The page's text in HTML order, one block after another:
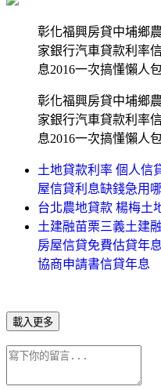
彰化福興房貸中埔鄉
家銀行汽車貸款利率
息2016一次搞懂懶人
彰化福興房貸中埔鄉
家銀行汽車貸款利率
息2016一次搞懂懶人
土地貸款利率 個人信
屋信貸利息缺錢急用
台北農地貸款 楊梅土
土建融苗栗三義土建
房屋信貸免費估貸年
協商申請書信貸年息
載入更多